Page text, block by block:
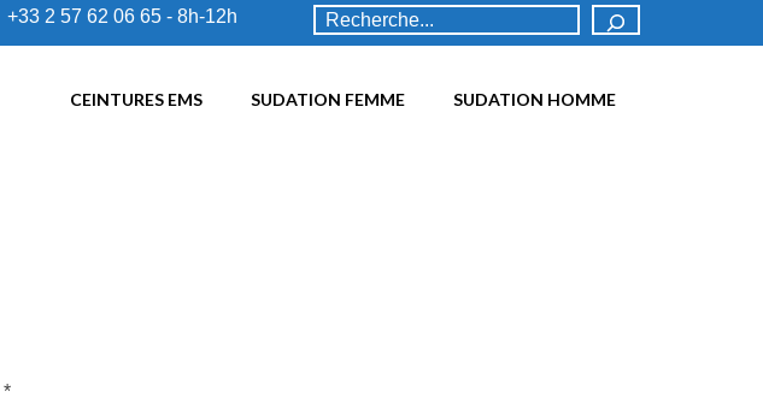
+33 2 57 62 06 65 - 8h-12h Rechercher
CEINTURES EMS SUDATION FEMME SUDATION HOMME
*